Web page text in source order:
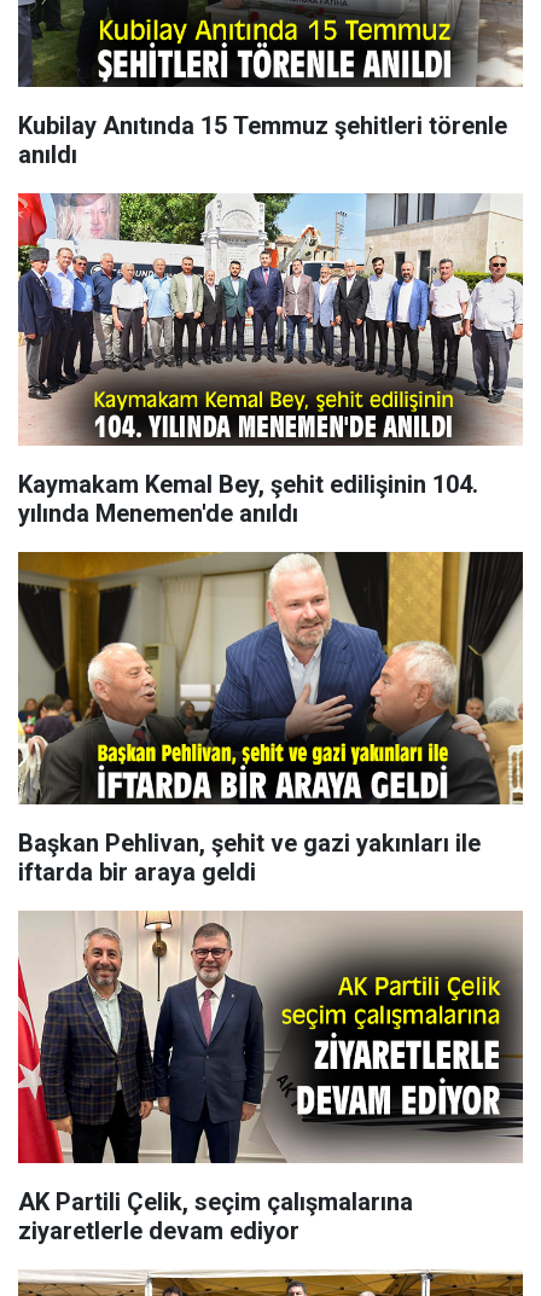
Kubilay Anıtında 15 Temmuz şehitleri törenle
anıldı
Kaymakam Kemal Bey, şehit edilişinin 104.
yılında Menemen'de anıldı
Başkan Pehlivan, şehit ve gazi yakınları ile
iftarda bir araya geldi
AK Partili Çelik, seçim çalışmalarına
ziyaretlerle devam ediyor